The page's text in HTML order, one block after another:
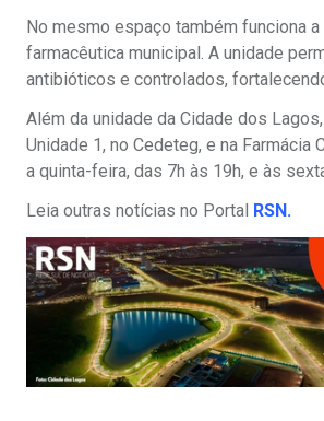
No mesmo espaço também funciona
farmacêutica municipal. A unidade
antibióticos e controlados,
Além da unidade da Cidade dos
Unidade 1, no Cedeteg, e na Farmácia
a quinta-feira, das 7h às 19h, e às
Leia outras notícias no Portal RSN.